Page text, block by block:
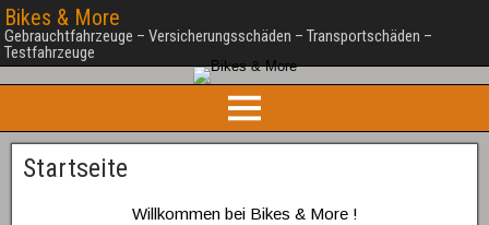
Bikes & More
Gebrauchtfahrzeuge – Versicherungsschäden – Transportschäden –
Testfahrzeuge
Startseite
Willkommen bei Bikes & More !